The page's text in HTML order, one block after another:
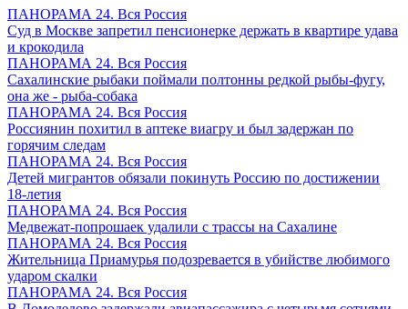
ПАНОРАМА 24. Вся Россия
Суд в Москве запретил пенсионерке держать в квартире удава
и крокодила
ПАНОРАМА 24. Вся Россия
Сахалинские рыбаки поймали полтонны редкой рыбы-фугу,
она же - рыба-собака
ПАНОРАМА 24. Вся Россия
Россиянин похитил в аптеке виагру и был задержан по
горячим следам
ПАНОРАМА 24. Вся Россия
Детей мигрантов обязали покинуть Россию по достижении
18-летия
ПАНОРАМА 24. Вся Россия
Медвежат-попрошаек удалили с трассы на Сахалине
ПАНОРАМА 24. Вся Россия
Жительница Приамурья подозревается в убийстве любимого
ударом скалки
ПАНОРАМА 24. Вся Россия